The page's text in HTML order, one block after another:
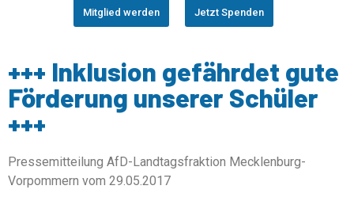
Mitglied werden Jetzt Spenden
+++ Inklusion gefährdet gute
Förderung unserer Schüler
+++
Pressemitteilung AfD-Landtagsfraktion Mecklenburg-
Vorpommern vom 29.05.2017